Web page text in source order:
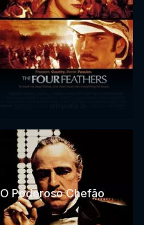
O Poderoso Chefão